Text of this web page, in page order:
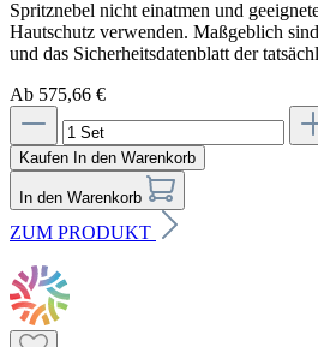
Ab 575,66 €
Kaufen In den Warenkorb
In den Warenkorb
ZUM PRODUKT